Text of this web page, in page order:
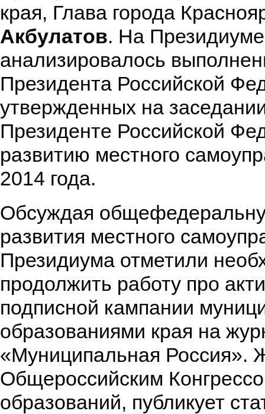
края, Глава города
Акбулатов. На
анализировалось
Президента Российской
утвержденных на
Президенте Российской
развитию местного
2014 года.
Обсуждая
развития местного
Президиума отметили
продолжить работу про
подписной кампании
образованиями края на
«Муниципальная Россия».
Общероссийским
образований, публикует